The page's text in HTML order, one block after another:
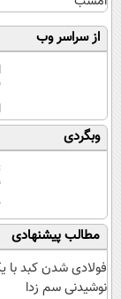
از سراسر وب
وبگردی
مطالب پیشنهادی
فولادی شدن کبد با
نوشیدنی سم زدا